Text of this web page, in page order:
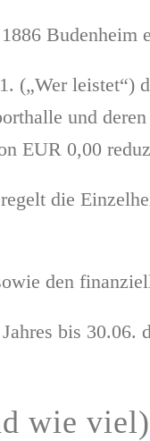
Budenheim
(„Wer leistet“)
und
EUR 0,00
die
den
bis
wie